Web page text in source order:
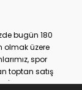
bugün 180
olmak üzere
spor
toptan satış
İstanbul’da 10